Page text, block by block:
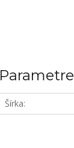
Parametre
Šírka